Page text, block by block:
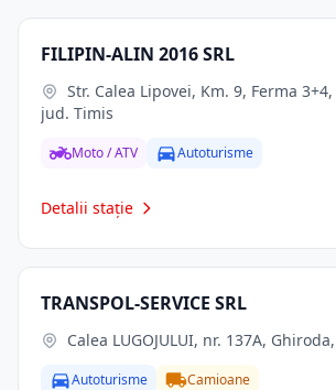
FILIPIN-ALIN 2016 SRL
jud. Timis
Moto / ATV Autoturisme
Detalii stație
TRANSPOL-SERVICE SRL
Calea LUGOJULUI, nr. 137A,
Autoturisme Camioane